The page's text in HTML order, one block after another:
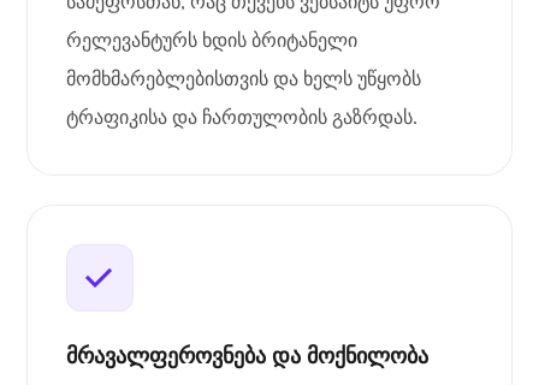
რელევანტურს ხდის ბრიტანელი
მომხმარებლებისთვის და ხელს უწყობს
ტრაფიკისა და ჩართულობის გაზრდას.
მრავალფეროვნება და მოქნილობა